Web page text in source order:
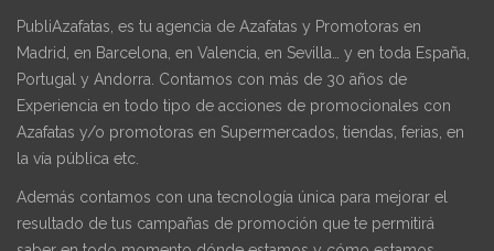
PubliAzafatas, es tu agencia de Azafatas y Promotoras en
Madrid, en Barcelona, en Valencia, en Sevilla… y en toda España,
Portugal y Andorra. Contamos con más de 30 años de
Experiencia en todo tipo de acciones de promocionales con
Azafatas y/o promotoras en Supermercados, tiendas, ferias, en
la vía pública etc.
Además contamos con una tecnología única para mejorar el
resultado de tus campañas de promoción que te permitirá